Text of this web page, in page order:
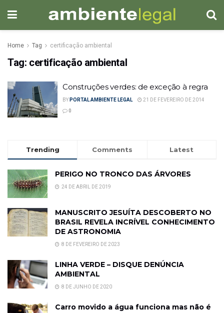
Home Tag certificação ambiental
Tag: certificação ambiental
Construções verdes: de exceção à regra
BY PORTAL AMBIENTE LEGAL
21 DE FEVEREIRO DE 2014
0
Trending Comments Latest
PERIGO NO TRONCO DAS ÁRVORES
24 DE ABRIL DE 2019
MANUSCRITO JESUÍTA DESCOBERTO NO
BRASIL REVELA INCRÍVEL CONHECIMENTO
DE ASTRONOMIA
8 DE FEVEREIRO DE 2023
LINHA VERDE – DISQUE DENÚNCIA
AMBIENTAL
8 DE JUNHO DE 2020
Carro movido a água funciona mas não é